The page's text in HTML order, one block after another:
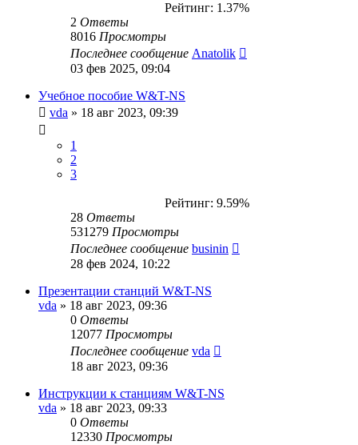
Рейтинг: 1.37%
2 Ответы
8016 Просмотры
Последнее сообщение Anatolik
03 фев 2025, 09:04
Учебное пособие W&T-NS
vda » 18 авг 2023, 09:39
1
2
3
Рейтинг: 9.59%
28 Ответы
531279 Просмотры
Последнее сообщение businin
28 фев 2024, 10:22
Презентации станций W&T-NS
vda » 18 авг 2023, 09:36
0 Ответы
12077 Просмотры
Последнее сообщение vda
18 авг 2023, 09:36
Инструкции к станциям W&T-NS
vda » 18 авг 2023, 09:33
0 Ответы
12330 Просмотры